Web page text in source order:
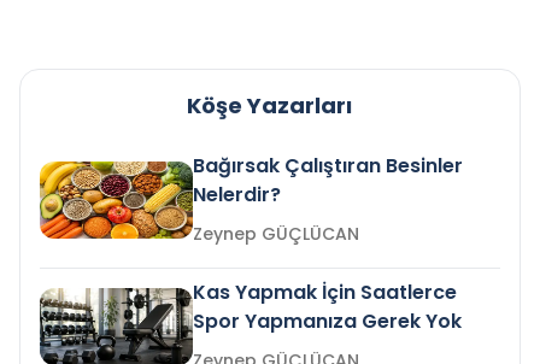
Köşe Yazarları
Bağırsak Çalıştıran Besinler
Nelerdir?
Zeynep GÜÇLÜCAN
Kas Yapmak İçin Saatlerce
Spor Yapmanıza Gerek Yok